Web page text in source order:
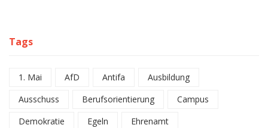
Tags
1. Mai AfD Antifa
Ausbildung
Ausschuss
Berufsorientierung
Campus
Demokratie
Egeln
Ehrenamt